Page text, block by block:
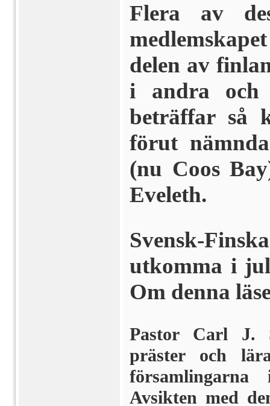
Flera av
delen av
i andra och
beträffar så
förut
(nu Coos
Eveleth.
Svensk-
utkomma i
Om denna
Pastor Carl J.
präster och
Avsikten med